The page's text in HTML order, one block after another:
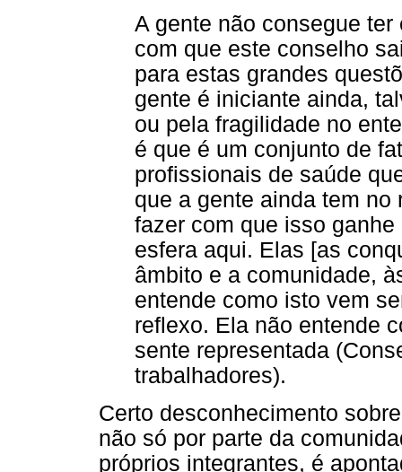
A gente não consegue
com que este conselho
para estas grandes
gente é iniciante ainda,
ou pela fragilidade no
é que é um conjunto de
profissionais de saúde
que a gente ainda tem
fazer com que isso
esfera aqui. Elas [as
âmbito e a comunidade,
entende como isto vem
reflexo. Ela não entende
sente representada
trabalhadores).
Certo desconhecimento
não só por parte da
próprios integrantes, é